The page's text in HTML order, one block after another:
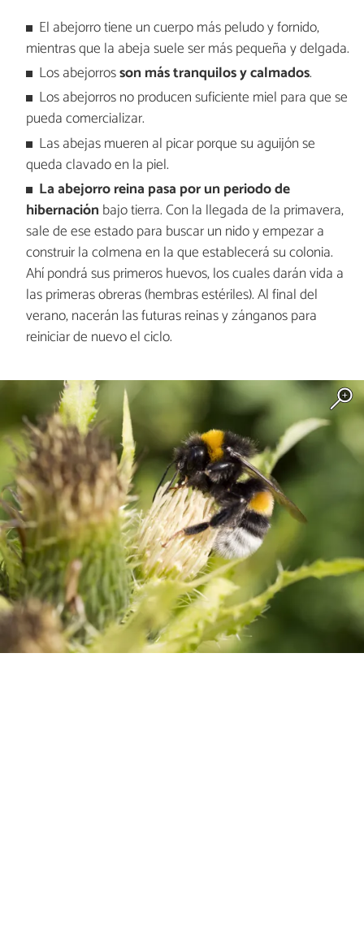
El abejorro tiene un cuerpo más peludo y fornido,
mientras que la abeja suele ser más pequeña y delgada.
Los abejorrosson más tranquilos y calmados.
Los abejorros no producen suficiente miel para que se
pueda comercializar.
Las abejas mueren al picar porque su aguijón se
queda clavado en la piel.
La abejorro reina pasa por un periodo de
hibernación bajo tierra. Con la llegada de la primavera,
sale de ese estado para buscar un nido y empezar a
construir la colmena en la que establecerá su colonia.
Ahí pondrá sus primeros huevos, los cuales darán vida a
las primeras obreras (hembras estériles). Al final del
verano, nacerán las futuras reinas y zánganos para
reiniciar de nuevo el ciclo.